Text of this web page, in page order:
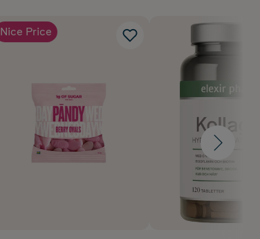
Nice Price